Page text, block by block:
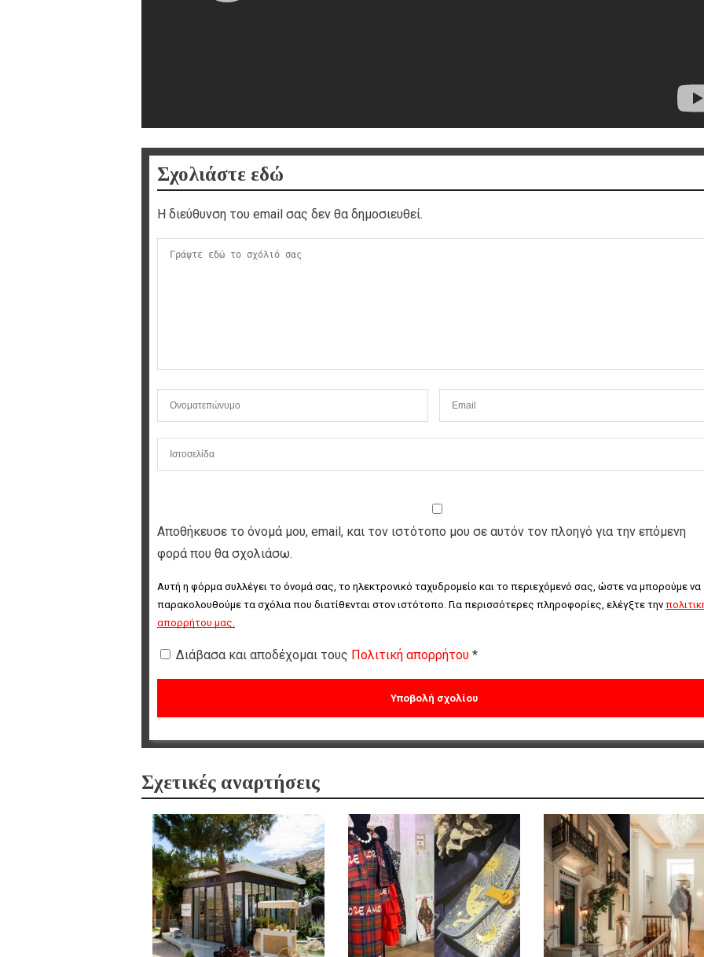
Σχολιάστε εδώ
Η διεύθυνση του email σας δεν θα δημοσιευθεί.
Αποθήκευσε το όνομά μου, email, και τον ιστότοπο μου σε αυτόν τον πλοηγό για την επόμενη
φορά που θα σχολιάσω.
Αυτή η φόρμα συλλέγει το όνομά σας, το ηλεκτρονικό ταχυδρομείο και το περιεχόμενό σας, ώστε να μπορούμε να
παρακολουθούμε τα σχόλια που διατίθενται στον ιστότοπο. Για περισσότερες πληροφορίες, ελέγξτε την
απορρήτου μας.
Διάβασα και αποδέχομαι τους Πολιτική απορρήτου *
Σχετικές αναρτήσεις